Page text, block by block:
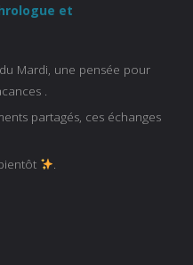
et
Mardi, une pensée pour
.
partagés, ces échanges
.